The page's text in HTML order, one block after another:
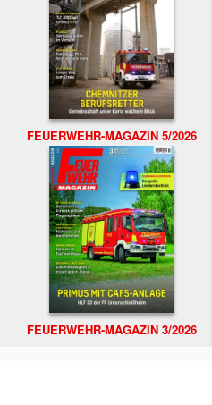
FEUERWEHR-MAGAZIN 5/2026
FEUERWEHR-MAGAZIN 3/2026